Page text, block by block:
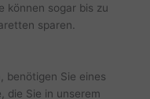
können sogar bis zu
sparen.
benötigen Sie eines
die Sie in unserem